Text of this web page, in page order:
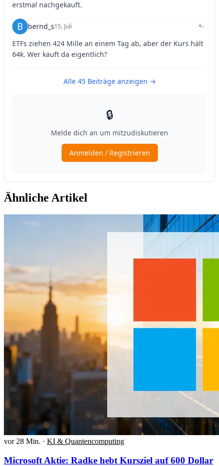
Ähnliche Artikel
vor 28 Min. · KI & Quantencomputing
Microsoft Aktie: Radke hebt Kursziel auf 600 Dollar